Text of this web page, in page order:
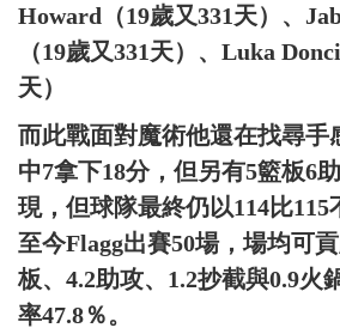
Howard（19歲又331天）、
（19歲又331天）、Luka
天）
而此戰面對魔術他還在找尋手
中7拿下18分，但另有5籃板6
現，但球隊最終仍以114比
至今Flagg出賽50場，場均可
板、4.2助攻、1.2抄截與0.9火
率47.8％。